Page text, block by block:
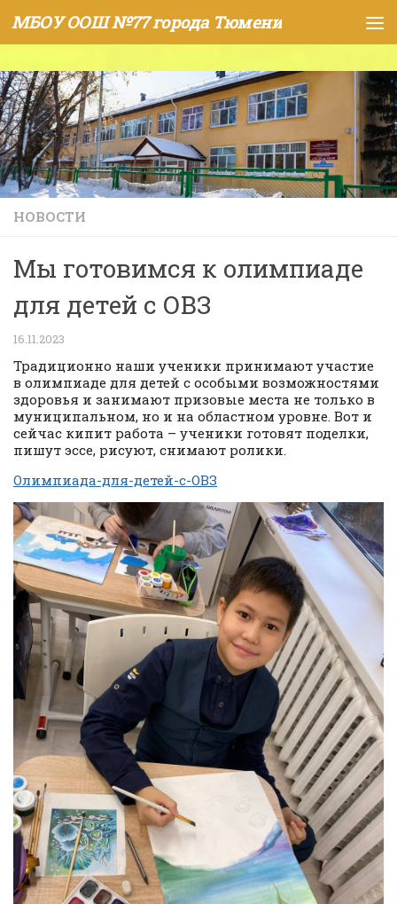
Skip to content
МБОУ ООШ №77 города Тюмени
НОВОСТИ
Мы готовимся к олимпиаде
для детей с ОВЗ
16.11.2023
Традиционно наши ученики принимают участие
в олимпиаде для детей с особыми возможностями
здоровья и занимают призовые места не только в
муниципальном, но и на областном уровне. Вот и
сейчас кипит работа – ученики готовят поделки,
пишут эссе, рисуют, снимают ролики.
Олимпиада-для-детей-с-ОВЗ